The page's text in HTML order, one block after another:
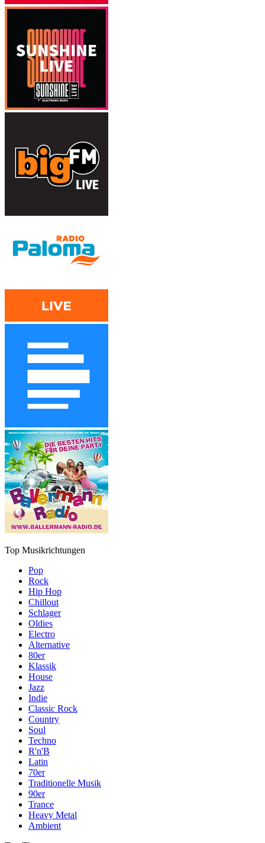
Top Musikrichtungen
Pop
Rock
Hip Hop
Chillout
Schlager
Oldies
Electro
Alternative
80er
Klassik
House
Jazz
Indie
Classic Rock
Country
Soul
Techno
R'n'B
Latin
70er
Traditionelle Musik
90er
Trance
Heavy Metal
Ambient